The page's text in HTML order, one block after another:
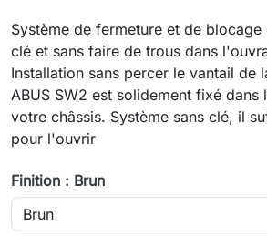
Système de fermeture et de blocage
clé et sans faire de trous dans
Installation sans percer le vantail de
ABUS SW2 est solidement fixé dans
votre châssis. Système sans clé, il
pour l'ouvrir
Finition : Brun